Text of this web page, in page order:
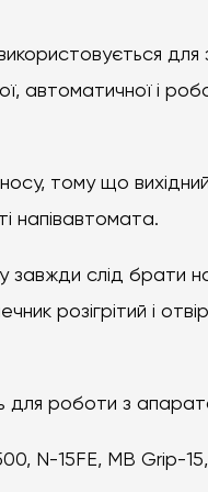
автоматичної і
тому що
напівавтомата.
завжди слід брати
розігрітий і
для роботи з
N-15FE, MB Grip-